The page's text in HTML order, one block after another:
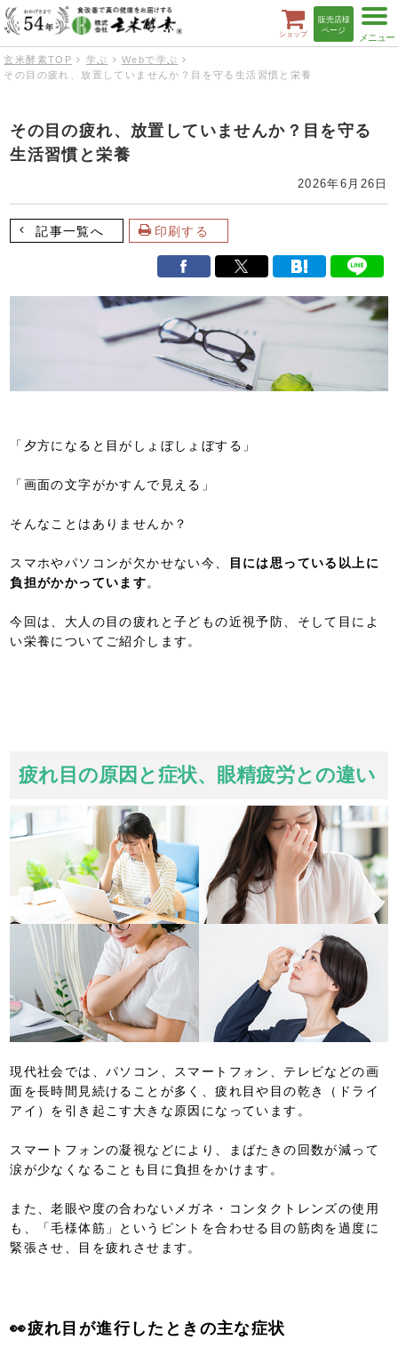
t
o
g
g
i
ショップ
販売店様
ページ
玄米酵素TOP 学ぶ
Webで学ぶ
その目の疲れ、放置していませんか？目を守る生活習慣と栄養
その目の疲れ、放置していませんか？目を守る
生活習慣と栄養
2026年6月26日
記事一覧へ 印刷する
「夕方になると目がしょぼしょぼする」
「画面の文字がかすんで見える」
そんなことはありませんか？
スマホやパソコンが欠かせない今、
目には思っている以上に
負担がかかっています。
今回は、大人の目の疲れと子どもの近視予防、そして目によ
い栄養についてご紹介します。
疲れ目の原因と症状、眼精疲労との違い
現代社会では、パソコン、スマートフォン、テレビなどの画
面を長時間見続けることが多く、疲れ目や目の乾き（ドライ
アイ）を引き起こす大きな原因になっています。
スマートフォンの凝視などにより、まばたきの回数が減って
涙が少なくなることも目に負担をかけます。
また、老眼や度の合わないメガネ・コンタクトレンズの使用
も、「毛様体筋」というピントを合わせる目の筋肉を過度に
緊張させ、目を疲れさせます。
👀疲れ目が進行したときの主な症状